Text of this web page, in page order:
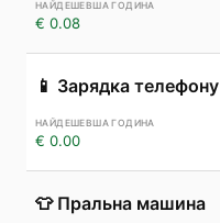
€ 0.08
📱 Зарядка телефону
€ 0.00
👕 Пральна машина